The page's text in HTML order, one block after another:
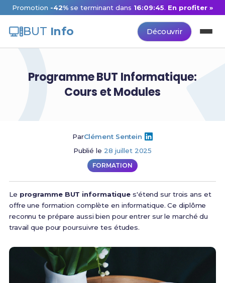
Promotion -42%se terminant dans 16:09:44. En profiter »
BUT Info Découvrir
Programme BUT Informatique:
Cours et Modules
ParClément Sentein
Publié le 28 juillet 2025
FORMATION
Le programme BUT informatique s'étend sur trois ans et
offre une formation complète en informatique. Ce diplôme
reconnu te prépare aussi bien pour entrer sur le marché du
travail que pour poursuivre tes études.